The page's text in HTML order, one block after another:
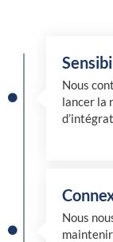
Nous
lancer la
Nous